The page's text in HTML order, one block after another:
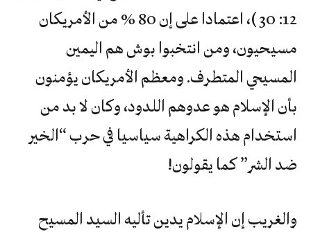
12: 30 )، اعتمادا على إن 80 % من الأمريكان
مسيحيون، ومن انتخبوا بوش هم اليمين
المسيحي المتطرف. ومعظم الأمريكان يؤمنون
بأن الإسلام هو عدوهم اللدود، وكان لا بد من
استخدام هذه الكراهية سياسيا في حرب “الخير
ضد الشر” كما يقولون!
والغريب إن الإسلام يدين تأليه السيد المسيح